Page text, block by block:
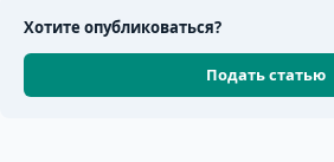
Хотите опубликоваться?
Подать статью